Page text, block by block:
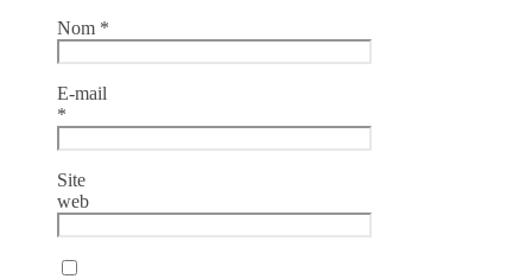
Nom *
E-mail
*
Site
web